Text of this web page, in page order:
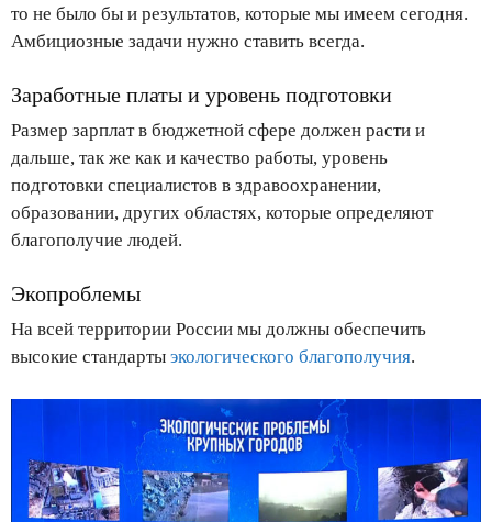
то не было бы и результатов, которые мы имеем сегодня.
Амбициозные задачи нужно ставить всегда.
Заработные платы и уровень подготовки
Размер зарплат в бюджетной сфере должен расти и
дальше, так же как и качество работы, уровень
подготовки специалистов в здравоохранении,
образовании, других областях, которые определяют
благополучие людей.
Экопроблемы
На всей территории России мы должны обеспечить
высокие стандарты экологического благополучия.